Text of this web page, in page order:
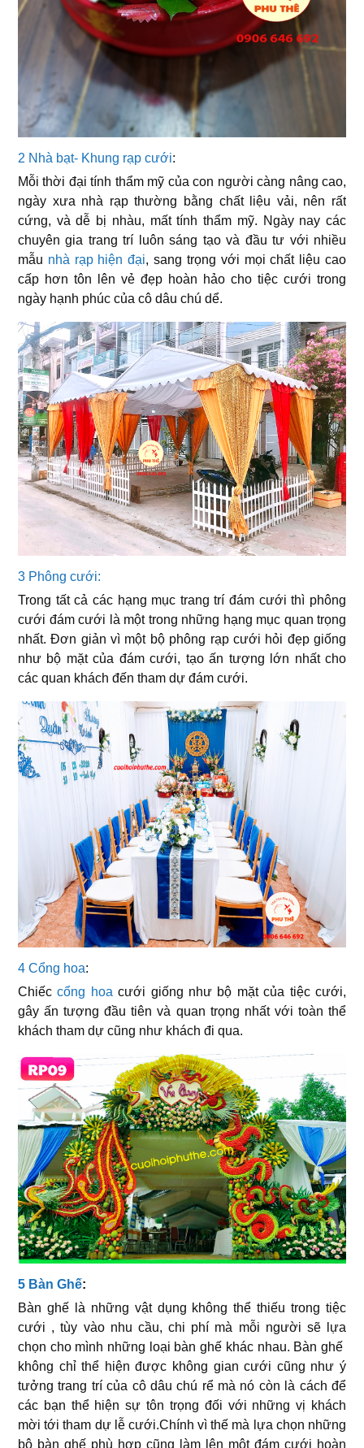
2 Nhà bạt- Khung rạp cưới:
Mỗi thời đại tính thẩm mỹ của con người càng nâng cao,
ngày xưa nhà rạp thường bằng chất liệu vải, nên rất
cứng, và dễ bị nhàu, mất tính thẩm mỹ. Ngày nay các
chuyên gia trang trí luôn sáng tạo và đầu tư với nhiều
mẫu nhà rạp hiện đại, sang trọng với mọi chất liệu cao
cấp hơn tôn lên vẻ đẹp hoàn hảo cho tiệc cưới trong
ngày hạnh phúc của cô dâu chú dể.
3 Phông cưới:
Trong tất cả các hạng mục trang trí đám cưới thì phông
cưới đám cưới là một trong những hạng mục quan trọng
nhất. Đơn giản vì một bộ phông rạp cưới hỏi đẹp giống
như bộ mặt của đám cưới, tạo ấn tượng lớn nhất cho
các quan khách đến tham dự đám cưới.
4 Cổng hoa:
Chiếc cổng hoa cưới giống như bộ mặt của tiệc cưới,
gây ấn tượng đầu tiên và quan trọng nhất với toàn thể
khách tham dự cũng như khách đi qua.
5 Bàn Ghế:
Bàn ghế là những vật dụng không thể thiếu trong tiệc
cưới , tùy vào nhu cầu, chi phí mà mỗi người sẽ lựa
chọn cho mình những loại bàn ghế khác nhau. Bàn ghế
không chỉ thể hiện được không gian cưới cũng như ý
tưởng trang trí của cô dâu chú rể mà nó còn là cách để
các bạn thể hiện sự tôn trọng đối với những vị khách
mời tới tham dự lễ cưới.Chính vì thế mà lựa chọn những
bộ bàn ghế phù hợp cũng làm lên một đám cưới hoàn